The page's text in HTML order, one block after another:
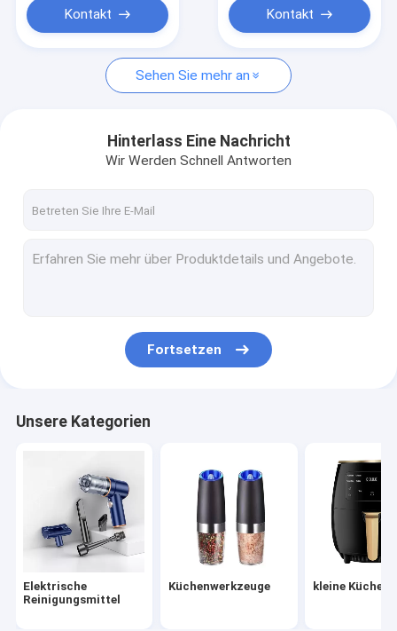
Elektrische Reinigungsmittel
Küchenwerkzeuge
Geräte zur Luftqualität
Küchenspeichergestell
Gartenschlauch-Set
Zubereitungen für die Verarbeitung von Zellstoff
Verkauf in den Geschäften
Neuzugang
Bestellungen können direkt abgegeben werden
Kontakt Kontakt
Sehen Sie mehr an
Hinterlass Eine Nachricht
Wir Werden Schnell Antworten
Fortsetzen
Unsere Kategorien
Elektrische
Reinigungsmittel
Küchenwerkzeuge kleine